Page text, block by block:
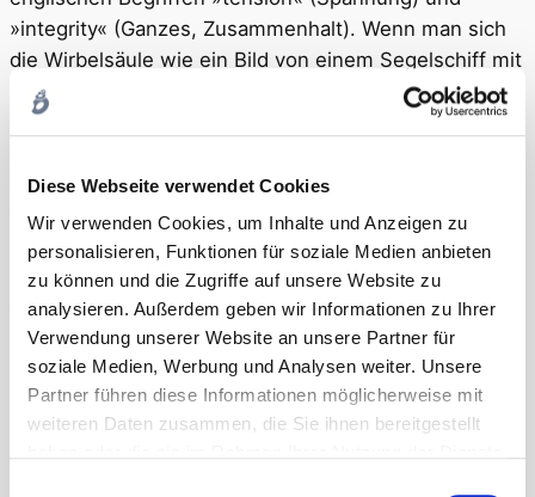
Diese Webseite verwendet Cookies
Wir verwenden Cookies, um Inhalte und Anzeigen zu
personalisieren, Funktionen für soziale Medien anbieten
zu können und die Zugriffe auf unsere Website zu
analysieren. Außerdem geben wir Informationen zu Ihrer
Verwendung unserer Website an unsere Partner für
soziale Medien, Werbung und Analysen weiter. Unsere
Partner führen diese Informationen möglicherweise mit
weiteren Daten zusammen, die Sie ihnen bereitgestellt
»integrity« (Ganzes, Zusammenhalt). Wenn man sich
die Wirbelsäule wie ein Bild von einem Segelschiff mit
Mast, Wanten und Takelage vorstellt, so ist dies ein
gutes Bild von dem statischen Verhältnis in der
sondern dient als stabiles Element innerhalb eines
Verspannungssystems, die vielen Seile die mit dem
Mast verbunden sind verleihen ihm so Stabilität und
so ähnlich ist es auch bei unserer Wirbelsäule. Dies
gilt auch für die Kraftverteilung der Kopfgelenke,
obwohl der Kopf ca. 5kg wiegt kommt auf den ersten
Halswirbel, den Atlas kein Gewicht an. (Quelle Koerner
Osteopathische Medizin). Sinnvolle Informationen auf
das Spannungssystem zu geben, um eine bessere
Neurologische Verschaltung zu erreichen ist das Ziel.